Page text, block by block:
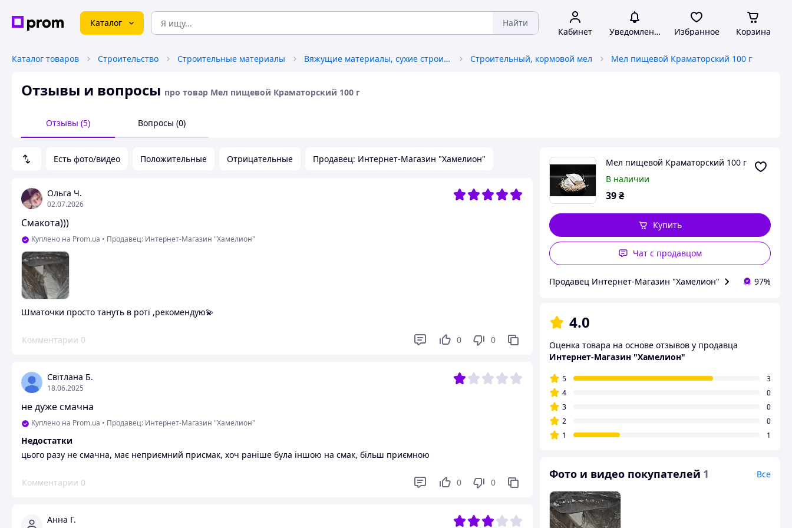
Каталог Найти
Кабинет Уведомления Избранное Корзина
Каталог товаров Строительство Строительные материалы Вяжущие материалы, сухие строительные смеси Строительный, кормовой мел Мел пищевой Краматорский 100 г
Отзывы и вопросы про товар Мел пищевой Краматорский 100 г
Отзывы (5) Вопросы (0)
Есть фото/видео Положительные Отрицательные Продавец: Интернет-Магазин "Хамелион"
Ольга Ч.
02.07.2026
Смакота)))
Куплено на Prom.ua • Продавец: Интернет-Магазин "Хамелион"
Шматочки просто тануть в роті ,рекомендую💫
Комментарии 0 0 0
Світлана Б.
18.06.2025
не дуже смачна
Куплено на Prom.ua • Продавец: Интернет-Магазин "Хамелион"
Недостатки
цього разу не смачна, має неприємний присмак, хоч раніше була іншою на смак, більш приємною
Комментарии 0 0 0
Анна Г.
Мел пищевой Краматорский 100 г
В наличии
39₴
Купить
Чат с продавцом
Продавец Интернет-Магазин "Хамелион" 97%
4.0
Оценка товара на основе отзывов у продавца
Интернет-Магазин "Хамелион"
5
3
4
0
3
0
2
0
1
1
Фото и видео покупателей 1 Все